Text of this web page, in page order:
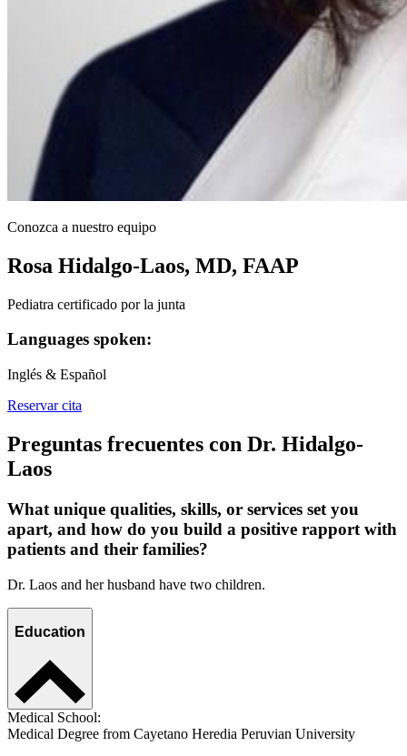
Conozca a nuestro equipo
Rosa Hidalgo-Laos, MD, FAAP
Pediatra certificado por la junta
Languages spoken:
Inglés & Español
Reservar cita
Preguntas frecuentes con Dr. Hidalgo-
Laos
What unique qualities, skills, or services set you
apart, and how do you build a positive rapport with
patients and their families?
Dr. Laos and her husband have two children.
Education
Medical School:
Medical Degree from Cayetano Heredia Peruvian University